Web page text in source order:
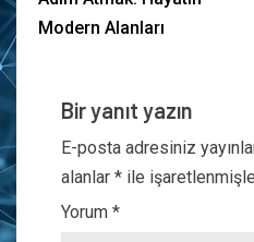
Modern Alanları
Bir yanıt yazın
E-posta adresiniz
alanlar * ile
Yorum *